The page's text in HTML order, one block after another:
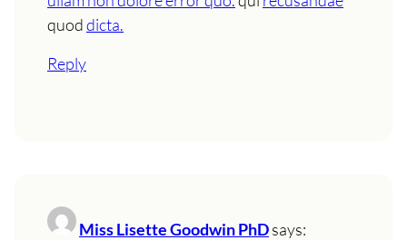
quoddicta.
Reply
Miss Lisette Goodwin PhDsays: